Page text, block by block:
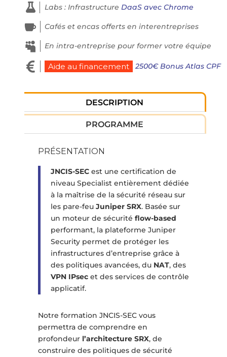
 Labs : Infrastructure DaaS avec Chrome
 Cafés et encas offerts en interentreprises
 En intra-entreprise pour former votre équipe
 Aide au financement 2500€ Bonus Atlas CPF
DESCRIPTION
PROGRAMME
PRÉSENTATION
JNCIS-SECest une certification de
niveau Specialist entièrement dédiée
à la maîtrise de la sécurité réseau sur
les pare-feu Juniper SRX. Basée sur
un moteur de sécurité flow-based
performant, la plateforme Juniper
Security permet de protéger les
infrastructures d’entreprise grâce à
des politiques avancées, du NAT, des
VPN IPsecet des services de contrôle
applicatif.
Notre formation JNCIS-SEC vous
permettra de comprendre en
profondeur l’architecture SRX, de
construire des politiques de sécurité